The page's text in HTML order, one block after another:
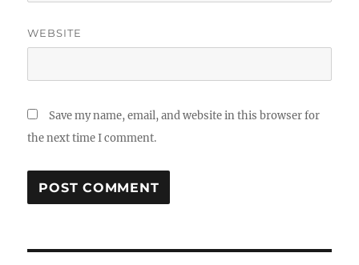
WEBSITE
Save my name, email, and website in this browser for
the next time I comment.